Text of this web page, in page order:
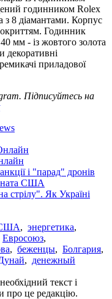
годинником Rolex
з 8 діамантами. Корпус
Годинник
мм - із жовтого золота
декоративні
приладової
Підписуйтесь на
і "парад" дронів
США
стрілу". Як Україні
, энергетика,
Евросоюз,
, беженцы, Болгария,
, денежный
текст і
про це редакцію.